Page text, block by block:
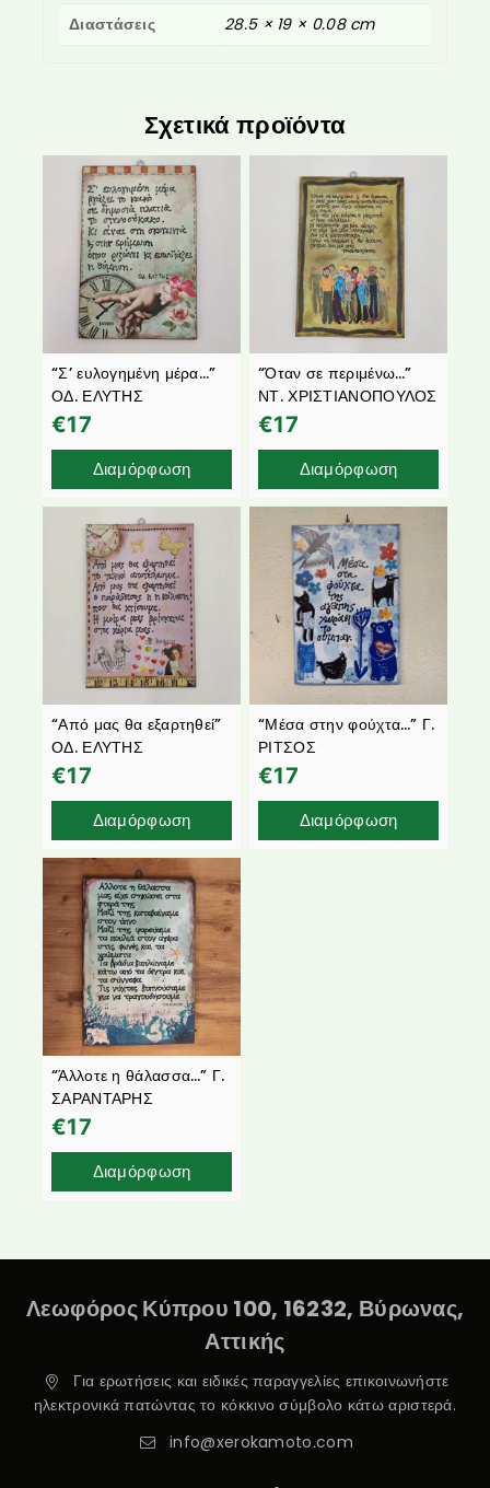
Διαστάσεις
28.5 × 19 × 0.08 cm
Σχετικά προϊόντα
“Σ’ ευλογημένη μέρα…”
ΟΔ. ΕΛΥΤΗΣ
€17
Διαμόρφωση
“Όταν σε περιμένω…”
ΝΤ. ΧΡΙΣΤΙΑΝΟΠΟΥΛΟΣ
€17
Διαμόρφωση
“Από μας θα εξαρτηθεί”
ΟΔ. ΕΛΥΤΗΣ
€17
Διαμόρφωση
“Μέσα στην φούχτα…” Γ.
ΡΙΤΣΟΣ
€17
Διαμόρφωση
“Άλλοτε η θάλασσα…” Γ.
ΣΑΡΑΝΤΑΡΗΣ
€17
Διαμόρφωση
Λεωφόρος Κύπρου 100, 16232, Βύρωνας,
Αττικής
Για ερωτήσεις και ειδικές παραγγελίες επικοινωνήστε
ηλεκτρονικά πατώντας το κόκκινο σύμβολο κάτω αριστερά.
info@xerokamoto.com